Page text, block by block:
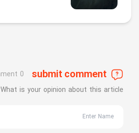
submit comment
0 Comment
What is your opinion about this article?